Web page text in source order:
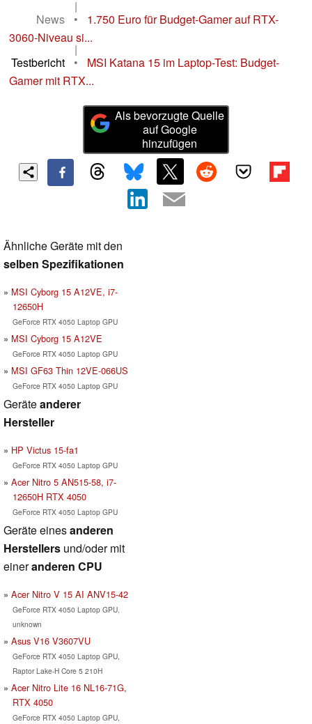
|
News
•
1.750 Euro für Budget-Gamer auf RTX-
3060-Niveau si...
|
Testbericht
•
MSI Katana 15 im Laptop-Test: Budget-
Gamer mit RTX...
Als bevorzugte Quelle
auf Google
hinzufügen
Ähnliche Geräte mit den
selben Spezifikationen
MSI Cyborg 15 A12VE, i7-
12650H
GeForce RTX 4050 Laptop GPU
MSI Cyborg 15 A12VE
GeForce RTX 4050 Laptop GPU
MSI GF63 Thin 12VE-066US
GeForce RTX 4050 Laptop GPU
Geräteanderer
Hersteller
HP Victus 15-fa1
GeForce RTX 4050 Laptop GPU
Acer Nitro 5 AN515-58, i7-
12650H RTX 4050
GeForce RTX 4050 Laptop GPU
Geräte einesanderen
Herstellers und/oder mit
eineranderen CPU
Acer Nitro V 15 AI ANV15-42
GeForce RTX 4050 Laptop GPU,
unknown
Asus V16 V3607VU
GeForce RTX 4050 Laptop GPU,
Raptor Lake-H Core 5 210H
Acer Nitro Lite 16 NL16-71G,
RTX 4050
GeForce RTX 4050 Laptop GPU,